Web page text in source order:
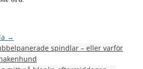
→
spindlar – eller varför